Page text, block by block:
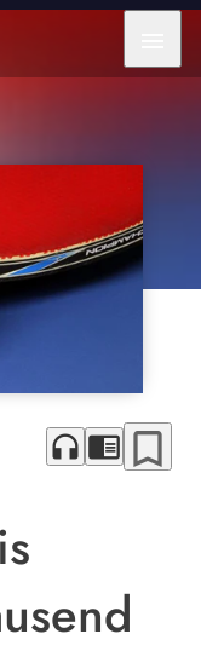
headphones chrome_reader_mode bookmark_border